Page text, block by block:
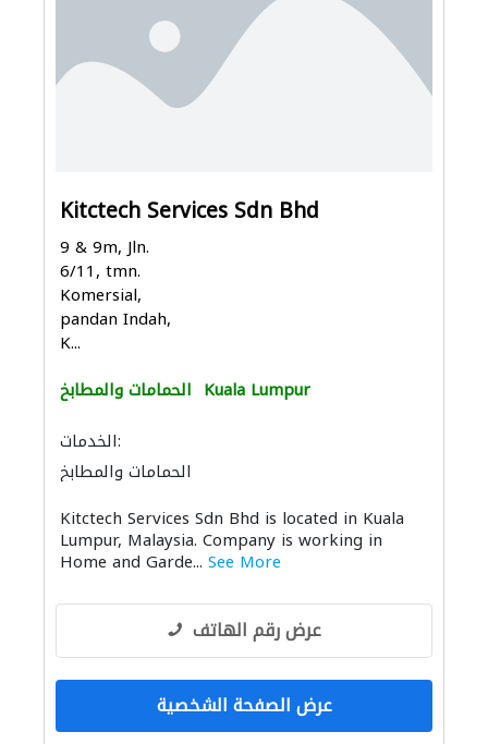
Kitctech Services Sdn Bhd
9 & 9m, Jln.
6/11, tmn.
Komersial,
pandan Indah,
K...
الحمامات والمطابخ Kuala Lumpur
الخدمات:
الحمامات والمطابخ
Kitctech Services Sdn Bhd is located in Kuala
Lumpur, Malaysia. Company is working in
Home and Garde... See More
عرض رقم الهاتف
عرض الصفحة الشخصية